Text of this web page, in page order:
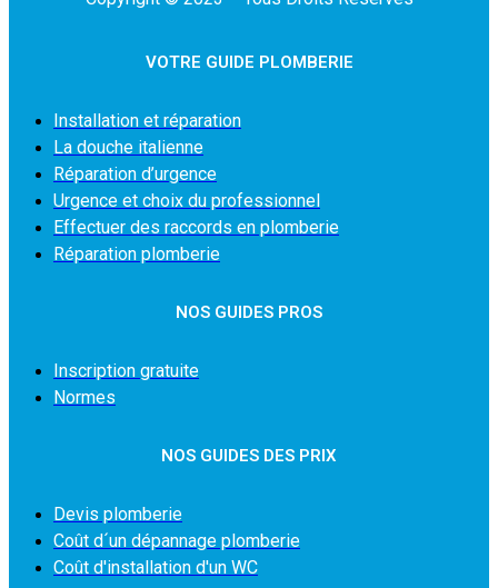
VOTRE GUIDE PLOMBERIE
Installation et réparation
La douche italienne
Réparation d’urgence
Urgence et choix du professionnel
Effectuer des raccords en plomberie
Réparation plomberie
NOS GUIDES PROS
Inscription gratuite
Normes
NOS GUIDES DES PRIX
Devis plomberie
Coût d´un dépannage plomberie
Coût d'installation d'un WC